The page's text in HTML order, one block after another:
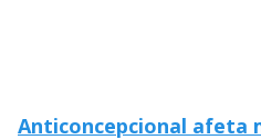
Anticoncepcional afeta